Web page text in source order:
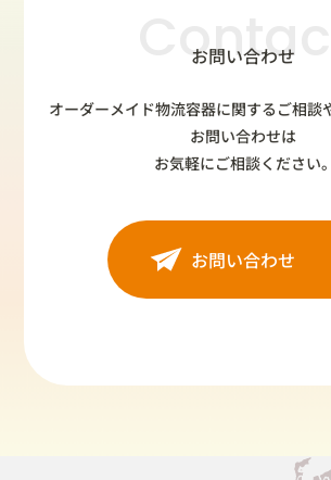
Contact
お問い合わせ
オーダーメイド物流容器に関するご相談
お問い合わせは
お気軽にご相談ください。
お問い合わせ